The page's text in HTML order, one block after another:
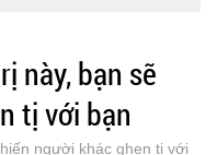
này, bạn sẽ
tị với bạn
người khác ghen tị với